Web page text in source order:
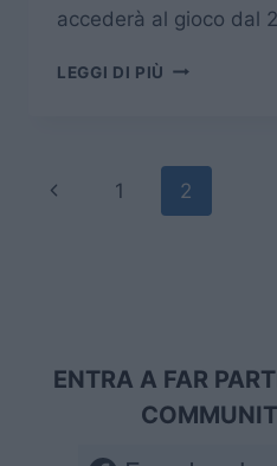
accederà al gioco dal
LEGGI DI PIÙ FINAL
FESTEGGIA
CINQUE
MILIONI
Navigazione
Pagina
1 2
ENTRA A FAR